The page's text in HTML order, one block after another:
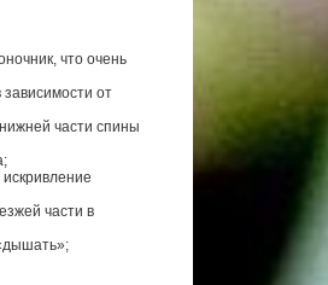
что очень
от
части спины
части в